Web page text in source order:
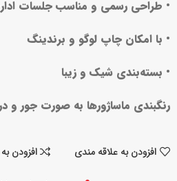
• طراحی رسمی و مناسب جلسات
• با امکان چاپ لوگو و برندینگ
• بسته‌بندی شیک و زیبا
رنگبندی ماساژورها به صورت جور و در 4 رنگ
افزودن به علاقه مندی افزودن